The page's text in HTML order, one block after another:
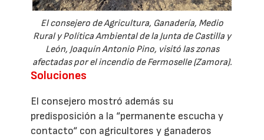
El consejero de Agricultura, Ganadería, Medio
Rural y Política Ambiental de la Junta de Castilla y
León, Joaquín Antonio Pino, visitó las zonas
afectadas por el incendio de Fermoselle (Zamora).
Soluciones
El consejero mostró además su
predisposición a la “permanente escucha y
contacto“ con agricultores y ganaderos